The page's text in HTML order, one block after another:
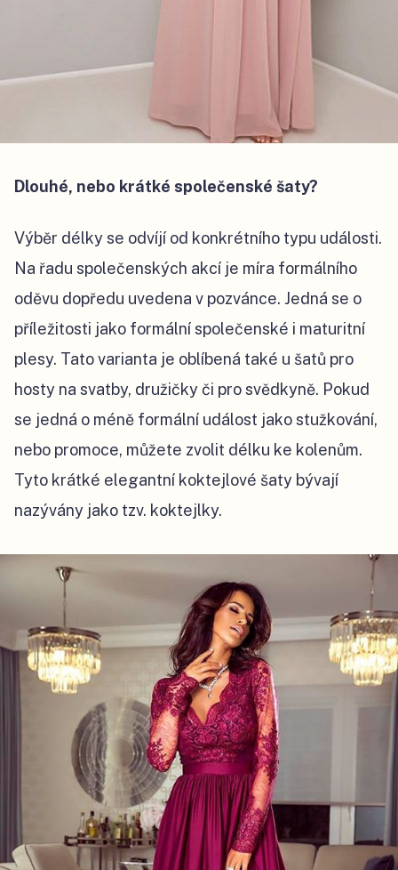
Dlouhé, nebo krátké společenské šaty?
Výběr délky se odvíjí od konkrétního typu události.
Na řadu společenských akcí je míra formálního
oděvu dopředu uvedena v pozvánce. Jedná se o
příležitosti jako formální společenské i maturitní
plesy. Tato varianta je oblíbená také u šatů pro
hosty na svatby, družičky či pro svědkyně. Pokud
se jedná o méně formální událost jako stužkování,
nebo promoce, můžete zvolit délku ke kolenům.
Tyto krátké elegantní koktejlové šaty bývají
nazývány jako tzv. koktejlky.